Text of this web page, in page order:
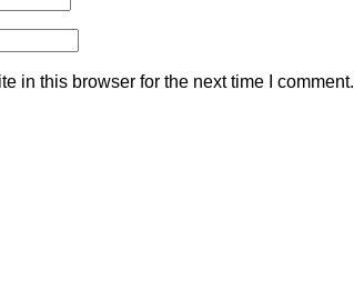
in this browser for the next time I comment.